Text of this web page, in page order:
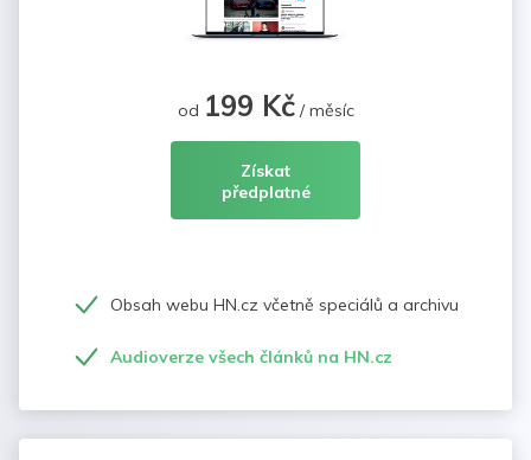
od 199 Kč/ měsíc
Získat
předplatné
Obsah webu HN.cz včetně speciálů a archivu
Audioverze všech článků na HN.cz